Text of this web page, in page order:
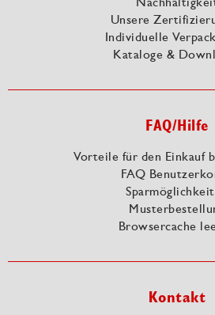
Unsere
Individuelle
Kataloge &
FAQ/Hilfe
Vorteile für den Einkauf
FAQ
Browsercache
Kontakt